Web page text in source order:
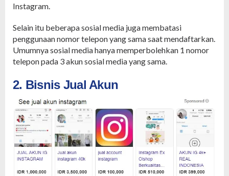
Instagram.
Selain itu beberapa sosial media juga membatasi
penggunaan nomor telepon yang sama saat mendaftarkan.
Umumnya sosial media hanya memperbolehkan 1 nomor
telepon pada 3 akun sosial media yang sama.
2. Bisnis Jual Akun